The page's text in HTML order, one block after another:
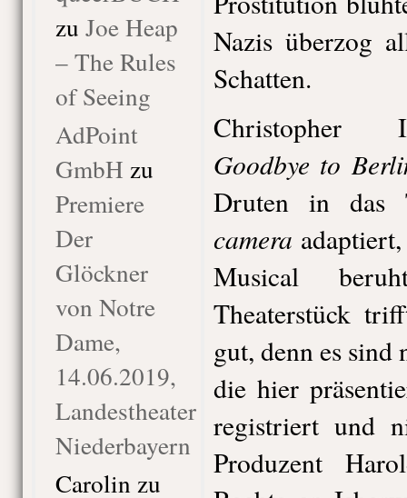
zu Joe Heap
– The Rules
of Seeing
AdPoint
GmbH zu
Premiere
Der
Glöckner
von Notre
Dame,
14.06.2019,
Landestheater
Niederbayern
Carolin zu
Nazis überzog
Schatten.
Christopher
Goodbye to
Druten in das
camera
Musical
Theaterstück
gut, denn es
die hier
registriert und
Produzent